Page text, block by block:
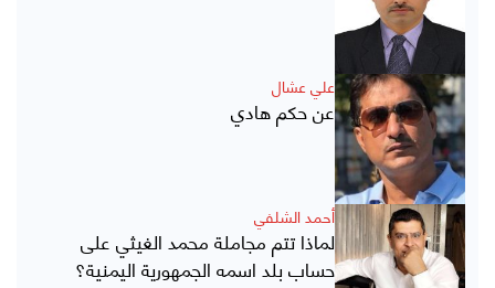
علي عشال
عن حكم هادي
أحمد الشلفي
لماذا تتم مجاملة محمد الغيثي على
حساب بلد اسمه الجمهورية اليمنية؟